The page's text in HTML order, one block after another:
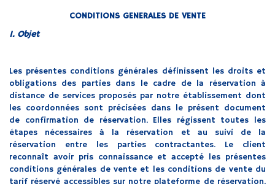
CONDITIONS GENERALES DE VENTE
1. Objet
Les présentes conditions générales définissent les droits et
obligations des parties dans le cadre de la réservation à
distance de services proposés par notre établissement dont
les coordonnées sont précisées dans le présent document
de confirmation de réservation. Elles régissent toutes les
étapes nécessaires à la réservation et au suivi de la
réservation entre les parties contractantes. Le client
reconnaît avoir pris connaissance et accepté les présentes
conditions générales de vente et les conditions de vente du
tarif réservé accessibles sur notre plateforme de réservation.